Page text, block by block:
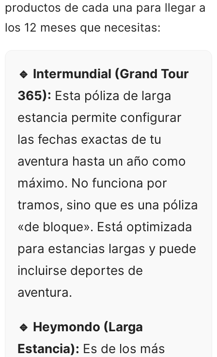
productos de cada una para llegar a
los 12 meses que necesitas:
🔹 Intermundial (Grand Tour
365): Esta póliza de larga
estancia permite configurar
las fechas exactas de tu
aventura hasta un año como
máximo. No funciona por
tramos, sino que es una póliza
«de bloque». Está optimizada
para estancias largas y puede
incluirse deportes de
aventura.
🔹 Heymondo (Larga
Estancia): Es de los más